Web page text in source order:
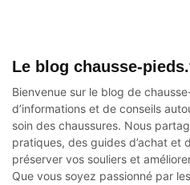
Le blog chausse-
Bienvenue sur le blog de
d’informations et de conseils
soin des chaussures. Nous
pratiques, des guides d’achat et
préserver vos souliers et
Que vous soyez passionné par